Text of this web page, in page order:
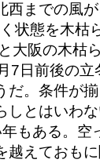
西までの風
状態を木枯
大阪の木枯
7日前後の立
だ。条件が
しとはいわ
もある。空
越えておも